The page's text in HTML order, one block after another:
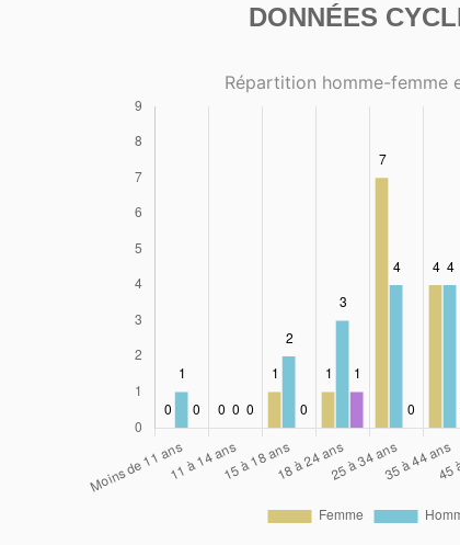
DONNÉES
Répartition homme-femme